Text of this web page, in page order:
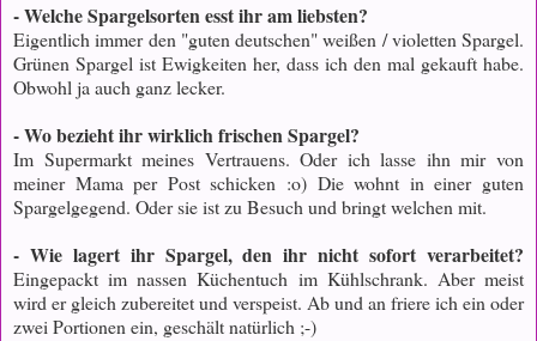
- Welche Spargelsorten esst ihr am liebsten?
Eigentlich immer den "guten deutschen" weißen / violetten Spargel.
Grünen Spargel ist Ewigkeiten her, dass ich den mal gekauft habe.
Obwohl ja auch ganz lecker.
- Wo bezieht ihr wirklich frischen Spargel?
Im Supermarkt meines Vertrauens. Oder ich lasse ihn mir von
meiner Mama per Post schicken :o) Die wohnt in einer guten
Spargelgegend. Oder sie ist zu Besuch und bringt welchen mit.
- Wie lagert ihr Spargel, den ihr nicht sofort verarbeitet?
Eingepackt im nassen Küchentuch im Kühlschrank. Aber meist
wird er gleich zubereitet und verspeist. Ab und an friere ich ein oder
zwei Portionen ein, geschält natürlich ;-)